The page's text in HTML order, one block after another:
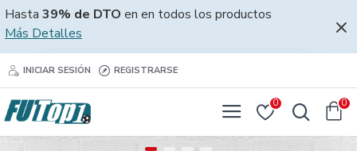
Hasta 39% de DTO en en todos los productos
Más Detalles
INICIAR SESIÓN REGISTRARSE
0 0